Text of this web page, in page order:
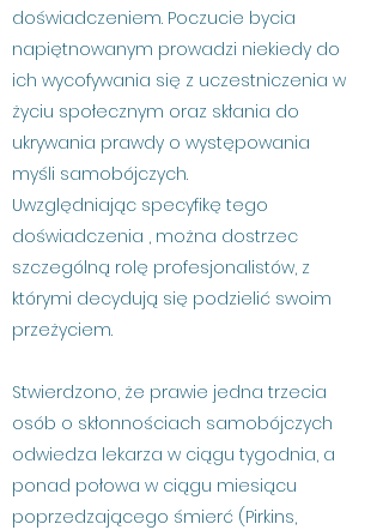
doświadczeniem. Poczucie bycia
napiętnowanym prowadzi niekiedy do
ich wycofywania się z uczestniczenia w
życiu społecznym oraz skłania do
ukrywania prawdy o występowania
myśli samobójczych.
Uwzględniając specyfikę tego
doświadczenia , można dostrzec
szczególną rolę profesjonalistów, z
którymi decydują się podzielić swoim
przeżyciem.
Stwierdzono, że prawie jedna trzecia
osób o skłonnościach samobójczych
odwiedza lekarza w ciągu tygodnia, a
ponad połowa w ciągu miesiącu
poprzedzającego śmierć (Pirkins,